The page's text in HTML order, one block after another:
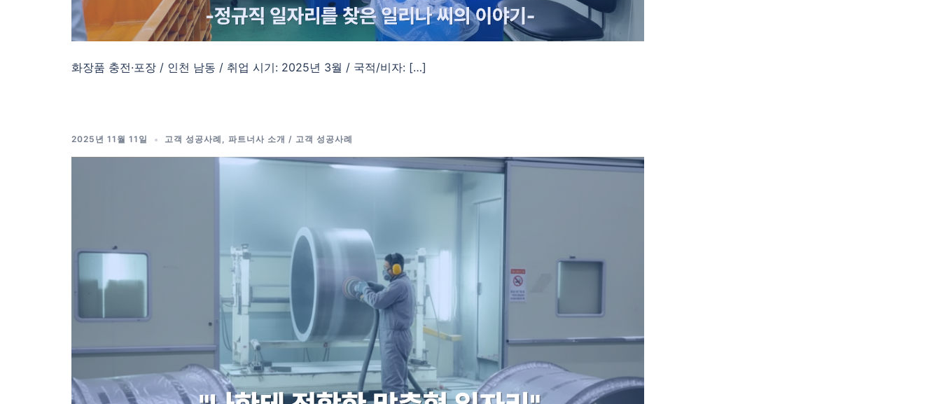
화장품 충전·포장 / 인천 남동 / 취업 시기: 2025년 3월 / 국적/비자: […]
2025년 11월 11일 고객 성공사례 , 파트너사 소개 / 고객 성공사례